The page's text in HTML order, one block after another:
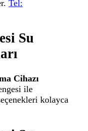
Tel:
Su
Cihazı
ile
kolayca